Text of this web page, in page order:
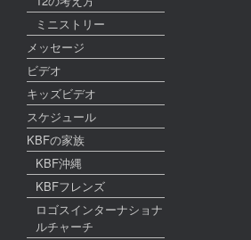
ミニストリー
メッセージ
ビデオ
キッズビデオ
スケジュール
KBFの家族
KBF沖縄
KBFフレンズ
ロゴスインターナショナ
ルチャーチ